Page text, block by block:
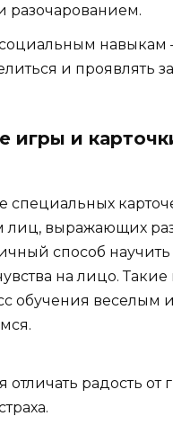
разочарованием.
навыкам
и проявлять
игры и
специальных
лиц, выражающих
способ научить
на лицо.
обучения веселым и
отличать радость от